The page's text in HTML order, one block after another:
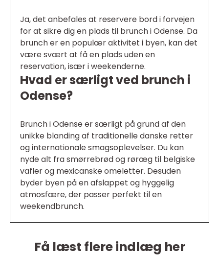
Ja, det anbefales at reservere bord i forvejen
for at sikre dig en plads til brunch i Odense. Da
brunch er en populær aktivitet i byen, kan det
være svært at få en plads uden en
reservation, især i weekenderne.
Hvad er særligt ved brunch i
Odense?
Brunch i Odense er særligt på grund af den
unikke blanding af traditionelle danske retter
og internationale smagsoplevelser. Du kan
nyde alt fra smørrebrød og røræg til belgiske
vafler og mexicanske omeletter. Desuden
byder byen på en afslappet og hyggelig
atmosfære, der passer perfekt til en
weekendbrunch.
Få læst flere indlæg her